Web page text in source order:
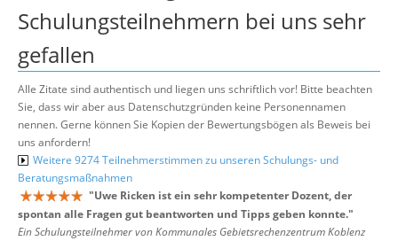
Schulungsteilnehmern bei uns sehr
gefallen
Alle Zitate sind authentisch und liegen uns schriftlich vor! Bitte beachten
Sie, dass wir aber aus Datenschutzgründen keine Personennamen
nennen. Gerne können Sie Kopien der Bewertungsbögen als Beweis bei
uns anfordern!
Weitere 9274 Teilnehmerstimmen zu unseren Schulungs- und
Beratungsmaßnahmen
"Uwe Ricken ist ein sehr kompetenter Dozent, der
spontan alle Fragen gut beantworten und Tipps geben konnte."
Ein Schulungsteilnehmer von Kommunales Gebietsrechenzentrum Koblenz